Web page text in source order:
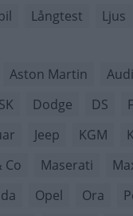
Långtest Ljus
Aston Martin Audi
Dodge DS
Jeep KGM
Co Maserati
Opel Ora